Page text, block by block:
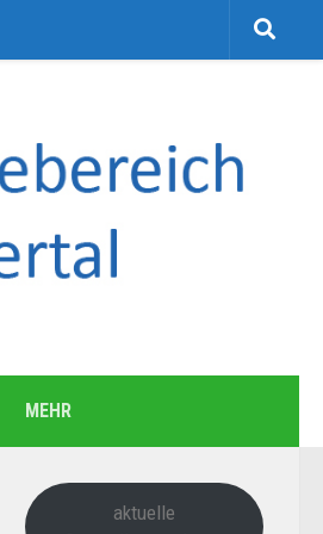
MEHR
aktuelle